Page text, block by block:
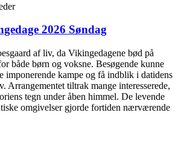
2026 Søndag
af liv, da Vikingedagene bød på
både børn og voksne. Besøgende kunne
imponerende kampe og få indblik i datidens
Arrangementet tiltrak mange interesserede,
tegn under åben himmel. De levende
omgivelser gjorde fortiden nærværende